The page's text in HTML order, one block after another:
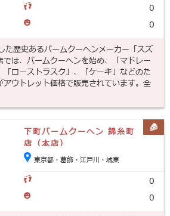
0
0
た歴史あるバームクーヘンメーカー「スズ
は、バームクーヘンを始め、「マドレー
ローストラスク」、「ケーキ」などのた
アウトレット価格で販売されています。全
下町バームクーヘン 錦糸町
店（本店）
東京都・葛飾・江戸川・城東
0
0